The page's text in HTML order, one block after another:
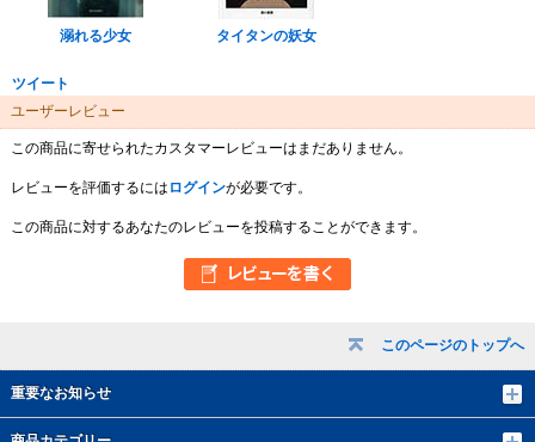
このページのトップへ
重要なお知らせ
溺れる少女 タイタンの妖女
ツイート
ユーザーレビュー
この商品に寄せられたカスタマーレビューはまだありません。
レビューを評価するには ログインが必要です。
この商品に対するあなたのレビューを投稿することができます。